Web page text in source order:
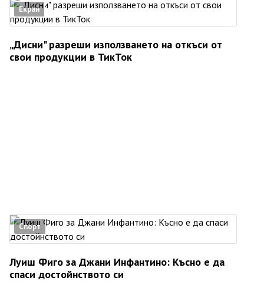
Екран
„Дисни" разреши използването на откъси от
свои продукции в ТикТок
Спорт
Луиш Фиго за Джани Инфантино: Късно е да
спаси достойнството си